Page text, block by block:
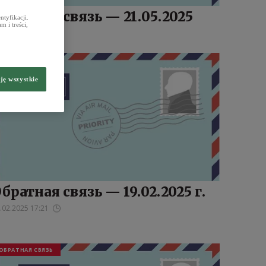
связь — 21.05.2025
связь — 19.02.2025 г.
17:21
СВЯЗЬ
i treści,
wszystkie